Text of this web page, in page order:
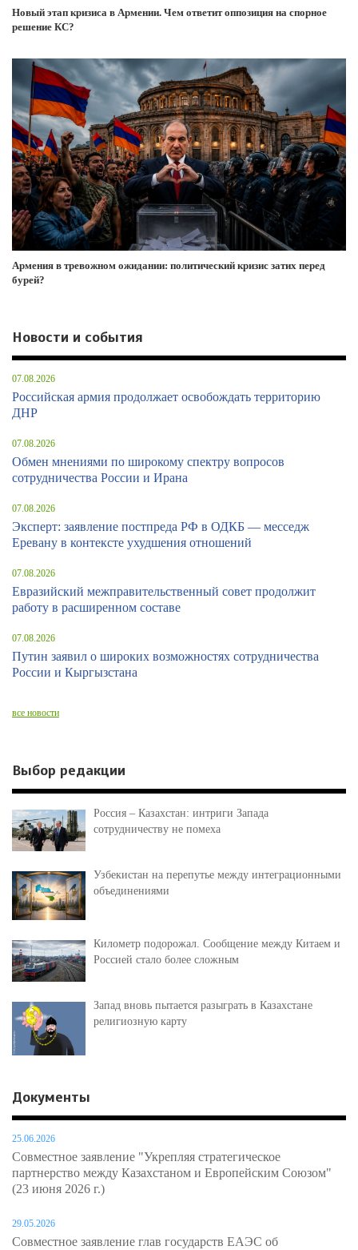
Новый этап кризиса в Армении. Чем ответит оппозиция на спорное
решение КС?
Армения в тревожном ожидании: политический кризис затих перед
бурей?
Новости и события
07.08.2026
Российская армия продолжает освобождать территорию
ДНР
07.08.2026
Обмен мнениями по широкому спектру вопросов
сотрудничества России и Ирана
07.08.2026
Эксперт: заявление постпреда РФ в ОДКБ — месседж
Еревану в контексте ухудшения отношений
07.08.2026
Евразийский межправительственный совет продолжит
работу в расширенном составе
07.08.2026
Путин заявил о широких возможностях сотрудничества
России и Кыргызстана
все новости
Выбор редакции
Россия – Казахстан: интриги Запада
сотрудничеству не помеха
Узбекистан на перепутье между интеграционными
объединениями
Километр подорожал. Сообщение между Китаем и
Россией стало более сложным
Запад вновь пытается разыграть в Казахстане
религиозную карту
Документы
25.06.2026
Совместное заявление "Укрепляя стратегическое
партнерство между Казахстаном и Европейским Союзом"
(23 июня 2026 г.)
29.05.2026
Совместное заявление глав государств ЕАЭС об